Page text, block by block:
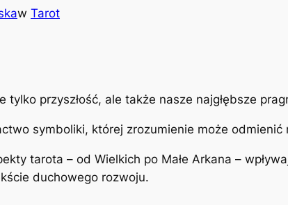
w Tarot
przyszłość, ale także nasze najgłębsze
symboliki, której zrozumienie może odmienić
tarota – od Wielkich po Małe Arkana –
duchowego rozwoju.